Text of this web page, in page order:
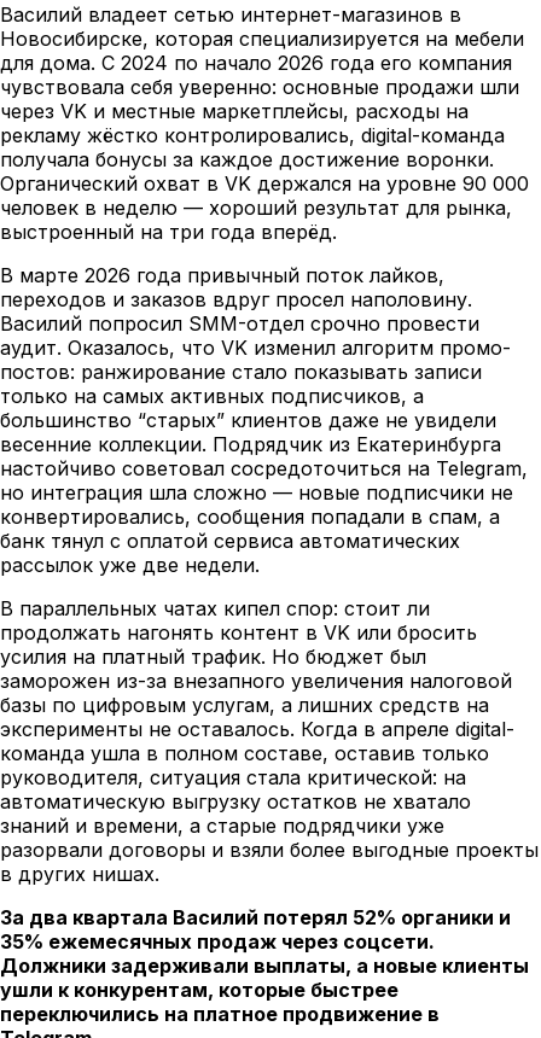
Василий владеет сетью интернет-магазинов в
Новосибирске, которая специализируется на мебели
для дома. С 2024 по начало 2026 года его компания
чувствовала себя уверенно: основные продажи шли
через VK и местные маркетплейсы, расходы на
рекламу жёстко контролировались, digital-команда
получала бонусы за каждое достижение воронки.
Органический охват в VK держался на уровне 90 000
человек в неделю — хороший результат для рынка,
выстроенный на три года вперёд.
В марте 2026 года привычный поток лайков,
переходов и заказов вдруг просел наполовину.
Василий попросил SMM-отдел срочно провести
аудит. Оказалось, что VK изменил алгоритм промо-
постов: ранжирование стало показывать записи
только на самых активных подписчиков, а
большинство “старых” клиентов даже не увидели
весенние коллекции. Подрядчик из Екатеринбурга
настойчиво советовал сосредоточиться на Telegram,
но интеграция шла сложно — новые подписчики не
конвертировались, сообщения попадали в спам, а
банк тянул с оплатой сервиса автоматических
рассылок уже две недели.
В параллельных чатах кипел спор: стоит ли
продолжать нагонять контент в VK или бросить
усилия на платный трафик. Но бюджет был
заморожен из-за внезапного увеличения налоговой
базы по цифровым услугам, а лишних средств на
эксперименты не оставалось. Когда в апреле digital-
команда ушла в полном составе, оставив только
руководителя, ситуация стала критической: на
автоматическую выгрузку остатков не хватало
знаний и времени, а старые подрядчики уже
разорвали договоры и взяли более выгодные проекты
в других нишах.
За два квартала Василий потерял 52% органики и
35% ежемесячных продаж через соцсети.
Должники задерживали выплаты, а новые клиенты
ушли к конкурентам, которые быстрее
переключились на платное продвижение в